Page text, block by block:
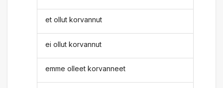
et ollut korvannut
ei ollut korvannut
emme olleet korvanneet